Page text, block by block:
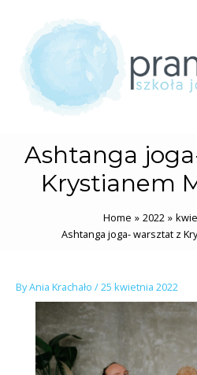
Ashtanga
Krystianem
Home 2022
Ashtanga joga- warsztat z
ByAnia Krachało /25 kwietnia 2022
navigation